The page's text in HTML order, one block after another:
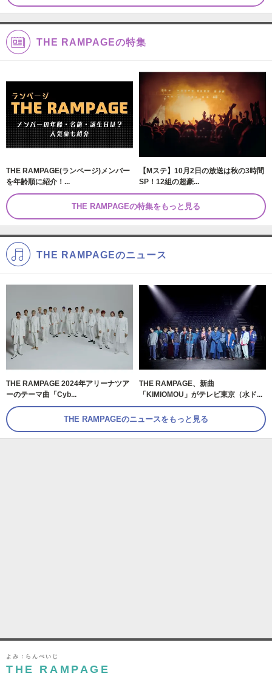
THE RAMPAGEの特集
THE RAMPAGE(ランページ)メンバー
を年齢順に紹介！...
【Mステ】10月2日の放送は秋の3時間
SP！12組の超豪...
THE RAMPAGEの特集をもっと見る
THE RAMPAGEのニュース
THE RAMPAGE 2024年アリーナツア
ーのテーマ曲「Cyb...
THE RAMPAGE、新曲
「KIMIOMOU」がテレビ東京（水ド...
THE RAMPAGEのニュースをもっと見る
よみ：らんぺいじ
THE RAMPAGE